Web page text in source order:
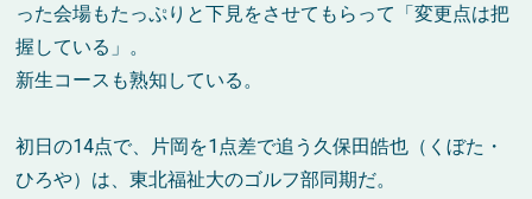
った会場もたっぷりと下見をさせてもらって「変更点は把
握している」。
新生コースも熟知している。
初日の14点で、片岡を1点差で追う久保田皓也（くぼた・
ひろや）は、東北福祉大のゴルフ部同期だ。